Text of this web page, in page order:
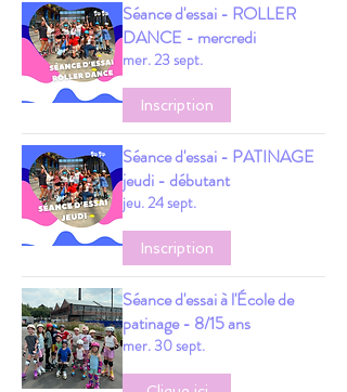
Séance d'essai - ROLLER
DANCE - mercredi
mer. 23 sept.
Inscription
Séance d'essai - PATINAGE
jeudi - débutant
jeu. 24 sept.
Inscription
Séance d'essai à l'École de
patinage - 8/15 ans
mer. 30 sept.